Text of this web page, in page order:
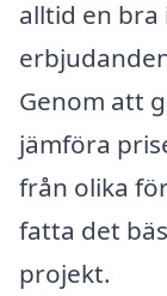
alltid en bra
Genom att
jämföra
från olika
fatta det
projekt.